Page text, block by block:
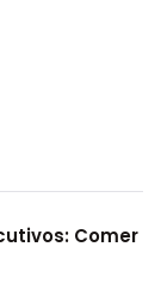
Comer